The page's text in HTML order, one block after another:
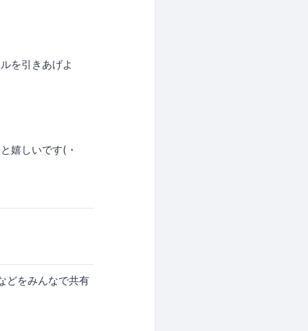
を引きあげよ
嬉しいです(・
どをみんなで共有